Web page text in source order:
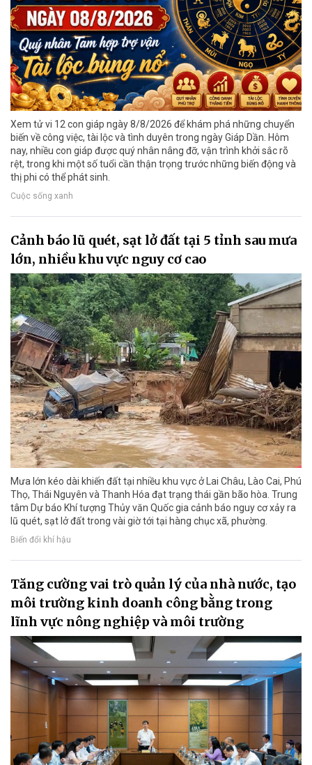
Xem tử vi 12 con giáp ngày 8/8/2026 để khám phá những chuyển
biến về công việc, tài lộc và tình duyên trong ngày Giáp Dần. Hôm
nay, nhiều con giáp được quý nhân nâng đỡ, vận trình khởi sắc rõ
rệt, trong khi một số tuổi cần thận trọng trước những biến động và
thị phi có thể phát sinh.
Cuộc sống xanh
Cảnh báo lũ quét, sạt lở đất tại 5 tỉnh sau mưa
lớn, nhiều khu vực nguy cơ cao
Mưa lớn kéo dài khiến đất tại nhiều khu vực ở Lai Châu, Lào Cai, Phú
Thọ, Thái Nguyên và Thanh Hóa đạt trạng thái gần bão hòa. Trung
tâm Dự báo Khí tượng Thủy văn Quốc gia cảnh báo nguy cơ xảy ra
lũ quét, sạt lở đất trong vài giờ tới tại hàng chục xã, phường.
Biến đổi khí hậu
Tăng cường vai trò quản lý của nhà nước, tạo
môi trường kinh doanh công bằng trong
lĩnh vực nông nghiệp và môi trường